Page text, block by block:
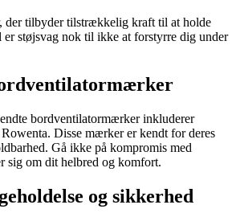
der tilbyder tilstrækkelig kraft til at holde
støjsvag nok til ikke at forstyrre dig under
bordventilatormærker inkluderer
Disse mærker er kendt for deres
Gå ikke på kompromis med
sig om dit helbred og komfort.
og sikkerhed